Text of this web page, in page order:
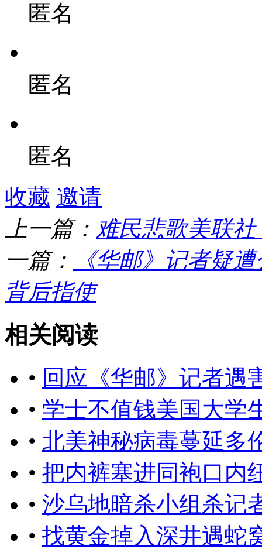
匿名
匿名
匿名
收藏 邀请
上一篇： 难民悲歌美联
一篇：
《华邮》记者疑
背后指使
相关阅读
• 回应​《华邮》记者遇
• 学士不值钱美国大学
• 北美神秘病毒蔓延多
• 把内裤塞进同袍口内
• 沙乌地暗杀小组杀记
• 找黄金掉入深井遇蛇